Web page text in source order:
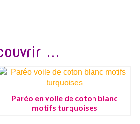
...
Paréo en voile de coton blanc
motifs turquoises